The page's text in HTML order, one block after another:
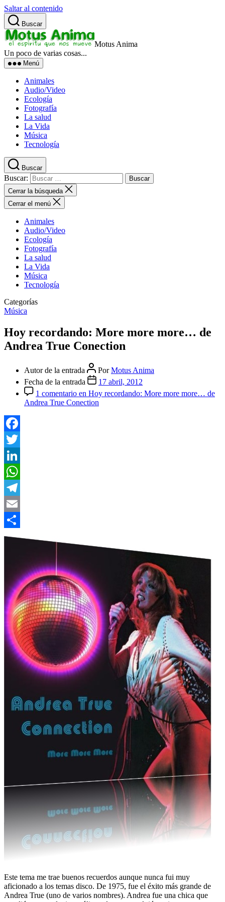
Saltar al contenido
Buscar
Motus Anima
Un poco de varias cosas...
Menú
Animales
Audio/Video
Ecología
Fotografía
La salud
La Vida
Música
Tecnología
Buscar
Buscar:
Cerrar la búsqueda
Cerrar el menú
Animales
Audio/Video
Ecología
Fotografía
La salud
La Vida
Música
Tecnología
Categorías
Música
Hoy recordando: More more more… de
Andrea True Conection
Autor de la entrada PorMotus Anima
Fecha de la entrada
17 abril, 2012
1 comentario en Hoy recordando: More more more… de
Andrea True Conection
Facebook
Twitter
LinkedIn
WhatsApp
Telegram
Email
Compartir
Este tema me trae buenos recuerdos aunque nunca fui muy
aficionado a los temas disco. De 1975, fue el éxito más grande de
Andrea True (uno de varios nombres). Andrea fue una chica que